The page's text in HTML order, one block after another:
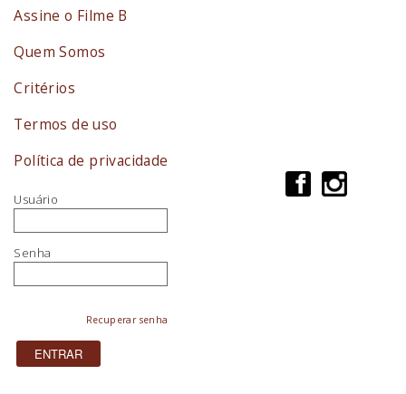
Assine o Filme B
Quem Somos
Critérios
Termos de uso
Política de privacidade
Usuário
Senha
Recuperar senha